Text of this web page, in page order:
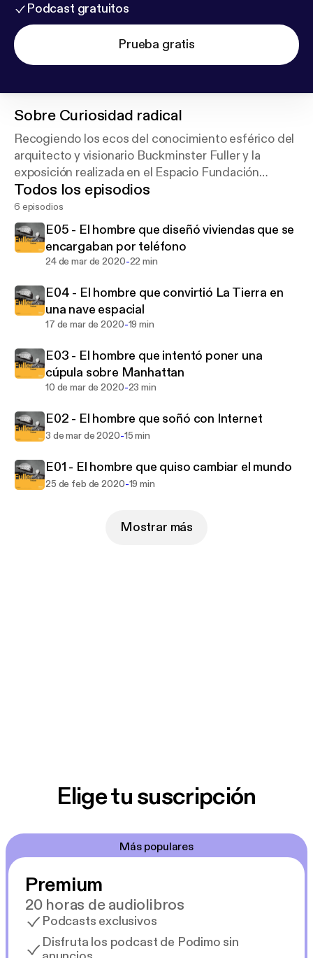
Podcast gratuitos
Prueba gratis
Sobre Curiosidad radical
Recogiendo los ecos del conocimiento esférico del
arquitecto y visionario Buckminster Fuller y la
exposición realizada en el Espacio Fundación
Teléfonica alrededor de su figura, Podium diseña un
podcast del pensador sobre tres ejes principales
Todos los episodios
6 episodios
E05 - El hombre que diseñó viviendas que se
encargaban por teléfono
24 de mar de 2020-22 min
E04 - El hombre que convirtió La Tierra en
una nave espacial
17 de mar de 2020-19 min
E03 - El hombre que intentó poner una
cúpula sobre Manhattan
10 de mar de 2020-23 min
E02 - El hombre que soñó con Internet
3 de mar de 2020-15 min
E01 - El hombre que quiso cambiar el mundo
25 de feb de 2020-19 min
Mostrar más
Elige tu suscripción
Más populares
Premium
20 horas de audiolibros
Podcasts exclusivos
Disfruta los podcast de Podimo sin